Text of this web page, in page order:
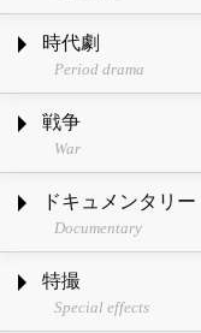
時代劇
Period drama
戦争
War
ドキュメンタリー
Documentary
特撮
Special effects